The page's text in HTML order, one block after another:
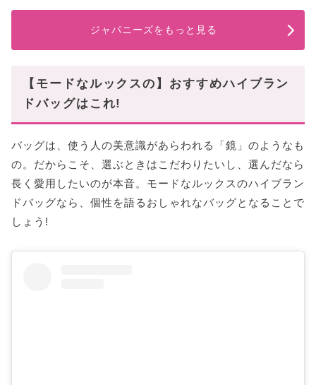
ジャパニーズをもっと見る
【モードなルックスの】おすすめハイブラン
ドバッグはこれ!
バッグは、使う人の美意識があらわれる「鏡」のようなも
の。だからこそ、選ぶときはこだわりたいし、選んだなら
長く愛用したいのが本音。モードなルックスのハイブラン
ドバッグなら、個性を語るおしゃれなバッグとなることで
しょう!